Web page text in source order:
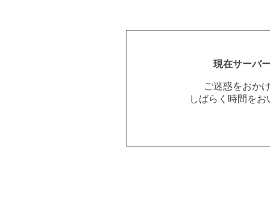
現在サーバ
ご迷惑をおか
しばらく時間を